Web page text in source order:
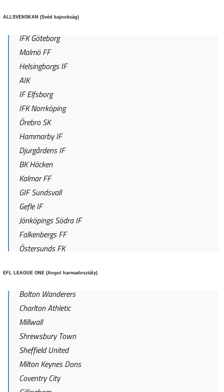
ALLSVENSKAN (Svéd bajnokság)
IFK Göteborg
Malmö FF
Helsingborgs IF
AIK
IF Elfsborg
IFK Norrköping
Örebro SK
Hammarby IF
Djurgårdens IF
BK Häcken
Kalmar FF
GIF Sundsvall
Gefle IF
Jönköpings Södra IF
Falkenbergs FF
Östersunds FK
EFL LEAGUE ONE (Angol harmadosztály)
Bolton Wanderers
Charlton Athletic
Millwall
Shrewsbury Town
Sheffield United
Milton Keynes Dons
Coventry City